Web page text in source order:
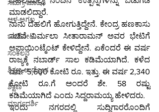
ಸಮಗ್ರ-ಮಾಹಿತಿ
ಆಳ-ಅಗಲ
ಒಳನೋಟ
ಸಂಕಲನ
ಶಿಕ್ಷಣ-ಉದ್ಯೋಗ
ಶಿಕ್ಷಣ
ಮಾರ್ಗದರ್ಶಿ
ಮಾಡಲಿದ್ದಾರೆ.
ನಾನು ದೆಹಲಿಗೆ ಹೋಗುತ್ತಿದ್ದೇನೆ. ಕೇಂದ್ರ ಹಣಕಾಸು
ಸಚಿವೆ ನಿರ್ಮಲಾ ಸೀತಾರಾಮನ್ ಅವರ ಭೇಟಿಗೆ
ಅಪಾಯಿಂಟ್ಮೆಂಟ್ ಕೇಳಿದ್ದೇನೆ. ಏಕೆಂದರೆ ಈ ವರ್ಷ
ರಾಜ್ಯಕ್ಕೆ ನಬಾರ್ಡ್ ಸಾಲ ಕಡಿಮೆಯಾಗಿದೆ. ಕಳೆದ
ವರ್ಷ 5,600 ಕೋಟಿ ರೂ. ಇತ್ತು. ಈ ವರ್ಷ 2,340
ಕೋಟಿ ರೂ.ಗೆ ಅಂದರೆ ಶೇ. 58 ರಷ್ಟು
ಕಡಿಮೆಯಾಗಿದೆ ಎಂದು ಸಿದ್ದರಾಮಯ್ಯ ಹೇಳಿದರು.
ಇಂದು ನಗರದಲ್ಲಿ ಸುದ್ದಿಗಾರರೊಂದಿಗೆ